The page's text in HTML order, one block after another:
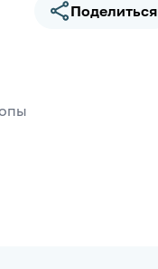
Поделиться